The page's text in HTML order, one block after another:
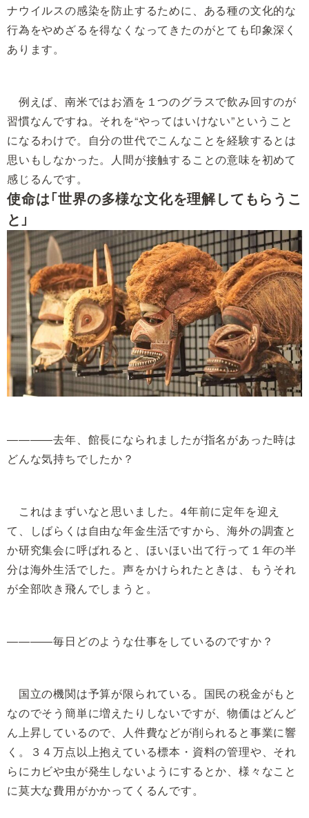
ナウイルスの感染を防止するために、ある種の文化的な
行為をやめざるを得なくなってきたのがとても印象深く
あります。
例えば、南米ではお酒を１つのグラスで飲み回すのが
習慣なんですね。それを“やってはいけない”ということ
になるわけで。自分の世代でこんなことを経験するとは
思いもしなかった。人間が接触することの意味を初めて
感じるんです。
使命は「世界の多様な文化を理解してもらうこ
と」
――――去年、館長になられましたが指名があった時は
どんな気持ちでしたか？
これはまずいなと思いました。4年前に定年を迎え
て、しばらくは自由な年金生活ですから、海外の調査と
か研究集会に呼ばれると、ほいほい出て行って１年の半
分は海外生活でした。声をかけられたときは、もうそれ
が全部吹き飛んでしまうと。
――――毎日どのような仕事をしているのですか？
国立の機関は予算が限られている。国民の税金がもと
なのでそう簡単に増えたりしないですが、物価はどんど
ん上昇しているので、人件費などが削られると事業に響
く。３４万点以上抱えている標本・資料の管理や、それ
らにカビや虫が発生しないようにするとか、様々なこと
に莫大な費用がかかってくるんです。